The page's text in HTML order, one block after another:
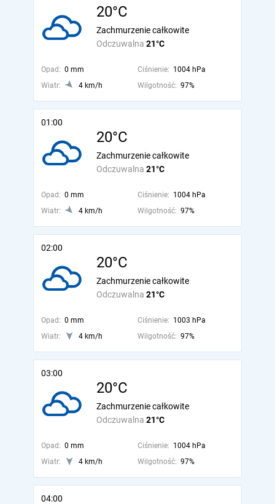
20°C
Odczuwalna 21°C
Zachmurzenie całkowite
Opad: 0 mm Ciśnienie: 1004 hPa
Wiatr:
4 km/h Wilgotność: 97%
01:00
20°C
Odczuwalna 21°C
Zachmurzenie całkowite
Opad: 0 mm Ciśnienie: 1004 hPa
Wiatr:
4 km/h Wilgotność: 97%
02:00
20°C
Odczuwalna 21°C
Zachmurzenie całkowite
Opad: 0 mm Ciśnienie: 1003 hPa
Wiatr:
4 km/h Wilgotność: 97%
03:00
20°C
Odczuwalna 21°C
Zachmurzenie całkowite
Opad: 0 mm Ciśnienie: 1004 hPa
Wiatr:
4 km/h Wilgotność: 97%
04:00